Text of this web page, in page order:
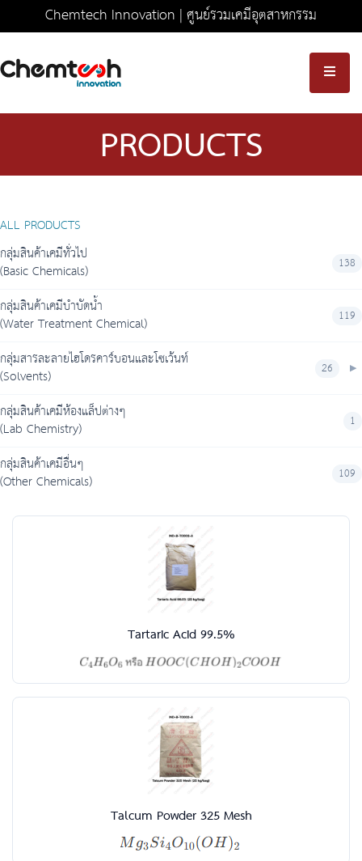
Chemtech Innovation | ศูนย์รวมเคมีอุตสาหกรรม
PRODUCTS
ALL PRODUCTS
กลุ่มสินค้าเคมีทั่วไป
(Basic Chemicals)
138
กลุ่มสินค้าเคมีบำบัดน้ำ
(Water Treatment Chemical)
119
กลุ่มสารละลายไฮโดรคาร์บอนและโซเว้นท์
(Solvents)
26
กลุ่มสินค้าเคมีห้องแล็ปต่างๆ
(Lab Chemistry)
1
กลุ่มสินค้าเคมีอื่นๆ
(Other Chemicals)
109
Tartaric Acid 99.5%
Talcum Powder 325 Mesh